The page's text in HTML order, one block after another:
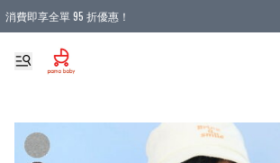
消費即享全單 95 折優惠！
購物滿 HKD 900.00即享免運費優惠！（適用於 本地送貨、